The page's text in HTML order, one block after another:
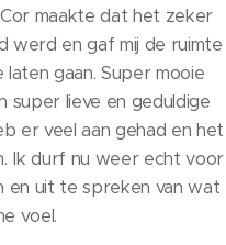
maakte dat het zeker
werd en gaf mij de ruimte
gaan. Super mooie
super lieve en geduldige
er veel aan gehad en het
Ik durf nu weer echt voor
en uit te spreken van wat
voel.